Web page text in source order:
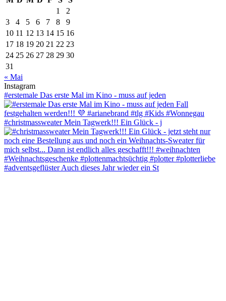
1
2
3
4 5 6 7 8
9
10 11 12 13 14 15 16
17 18 19 20 21 22 23
24 25 26 27 28 29 30
31
« Mai
Instagram
#erstemale Das erste Mal im Kino - muss auf jeden
#christmassweater Mein Tagwerk!!! Ein Glück - j
#adventsgeflüster Auch dieses Jahr wieder ein St